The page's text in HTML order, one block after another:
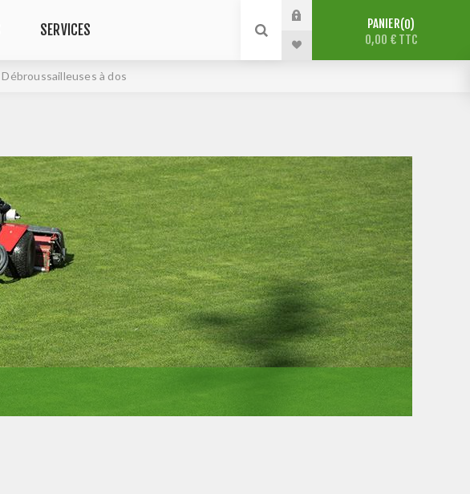
SERVICES PANIER 0
0,00 € TTC
Débroussailleuses à dos